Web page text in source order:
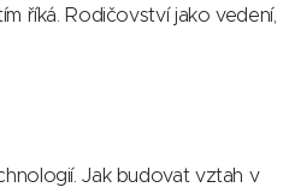
říká. Rodičovství jako vedení,
Jak budovat vztah v